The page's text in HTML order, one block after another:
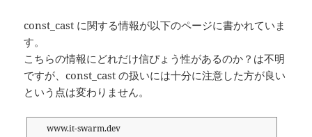
const_cast に関する情報が以下のページに書かれていま
す。
こちらの情報にどれだけ信ぴょう性があるのか？は不明
ですが、const_cast の扱いには十分に注意した方が良い
という点は変わりません。
www.it-swarm.dev